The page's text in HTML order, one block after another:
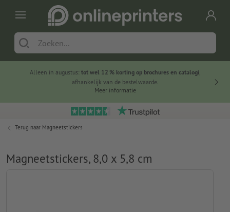
Alleen in augustus: tot wel 12 % korting op brochures en catalogi,
afhankelijk van de bestelwaarde.
Meer informatie
Terug naar Magneetstickers
Magneetstickers, 8,0 x 5,8 cm